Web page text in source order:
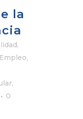
la
,
,
,
0